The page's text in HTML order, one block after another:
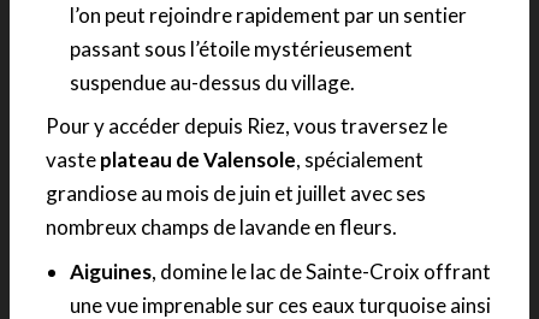
l’on peut rejoindre rapidement par un sentier
passant sous l’étoile mystérieusement
suspendue au-dessus du village.
Pour y accéder depuis Riez, vous traversez le
vasteplateau de Valensole, spécialement
grandiose au mois de juin et juillet avec ses
nombreux champs de lavande en fleurs.
Aiguines, domine le lac de Sainte-Croix offrant
une vue imprenable sur ces eaux turquoise ainsi